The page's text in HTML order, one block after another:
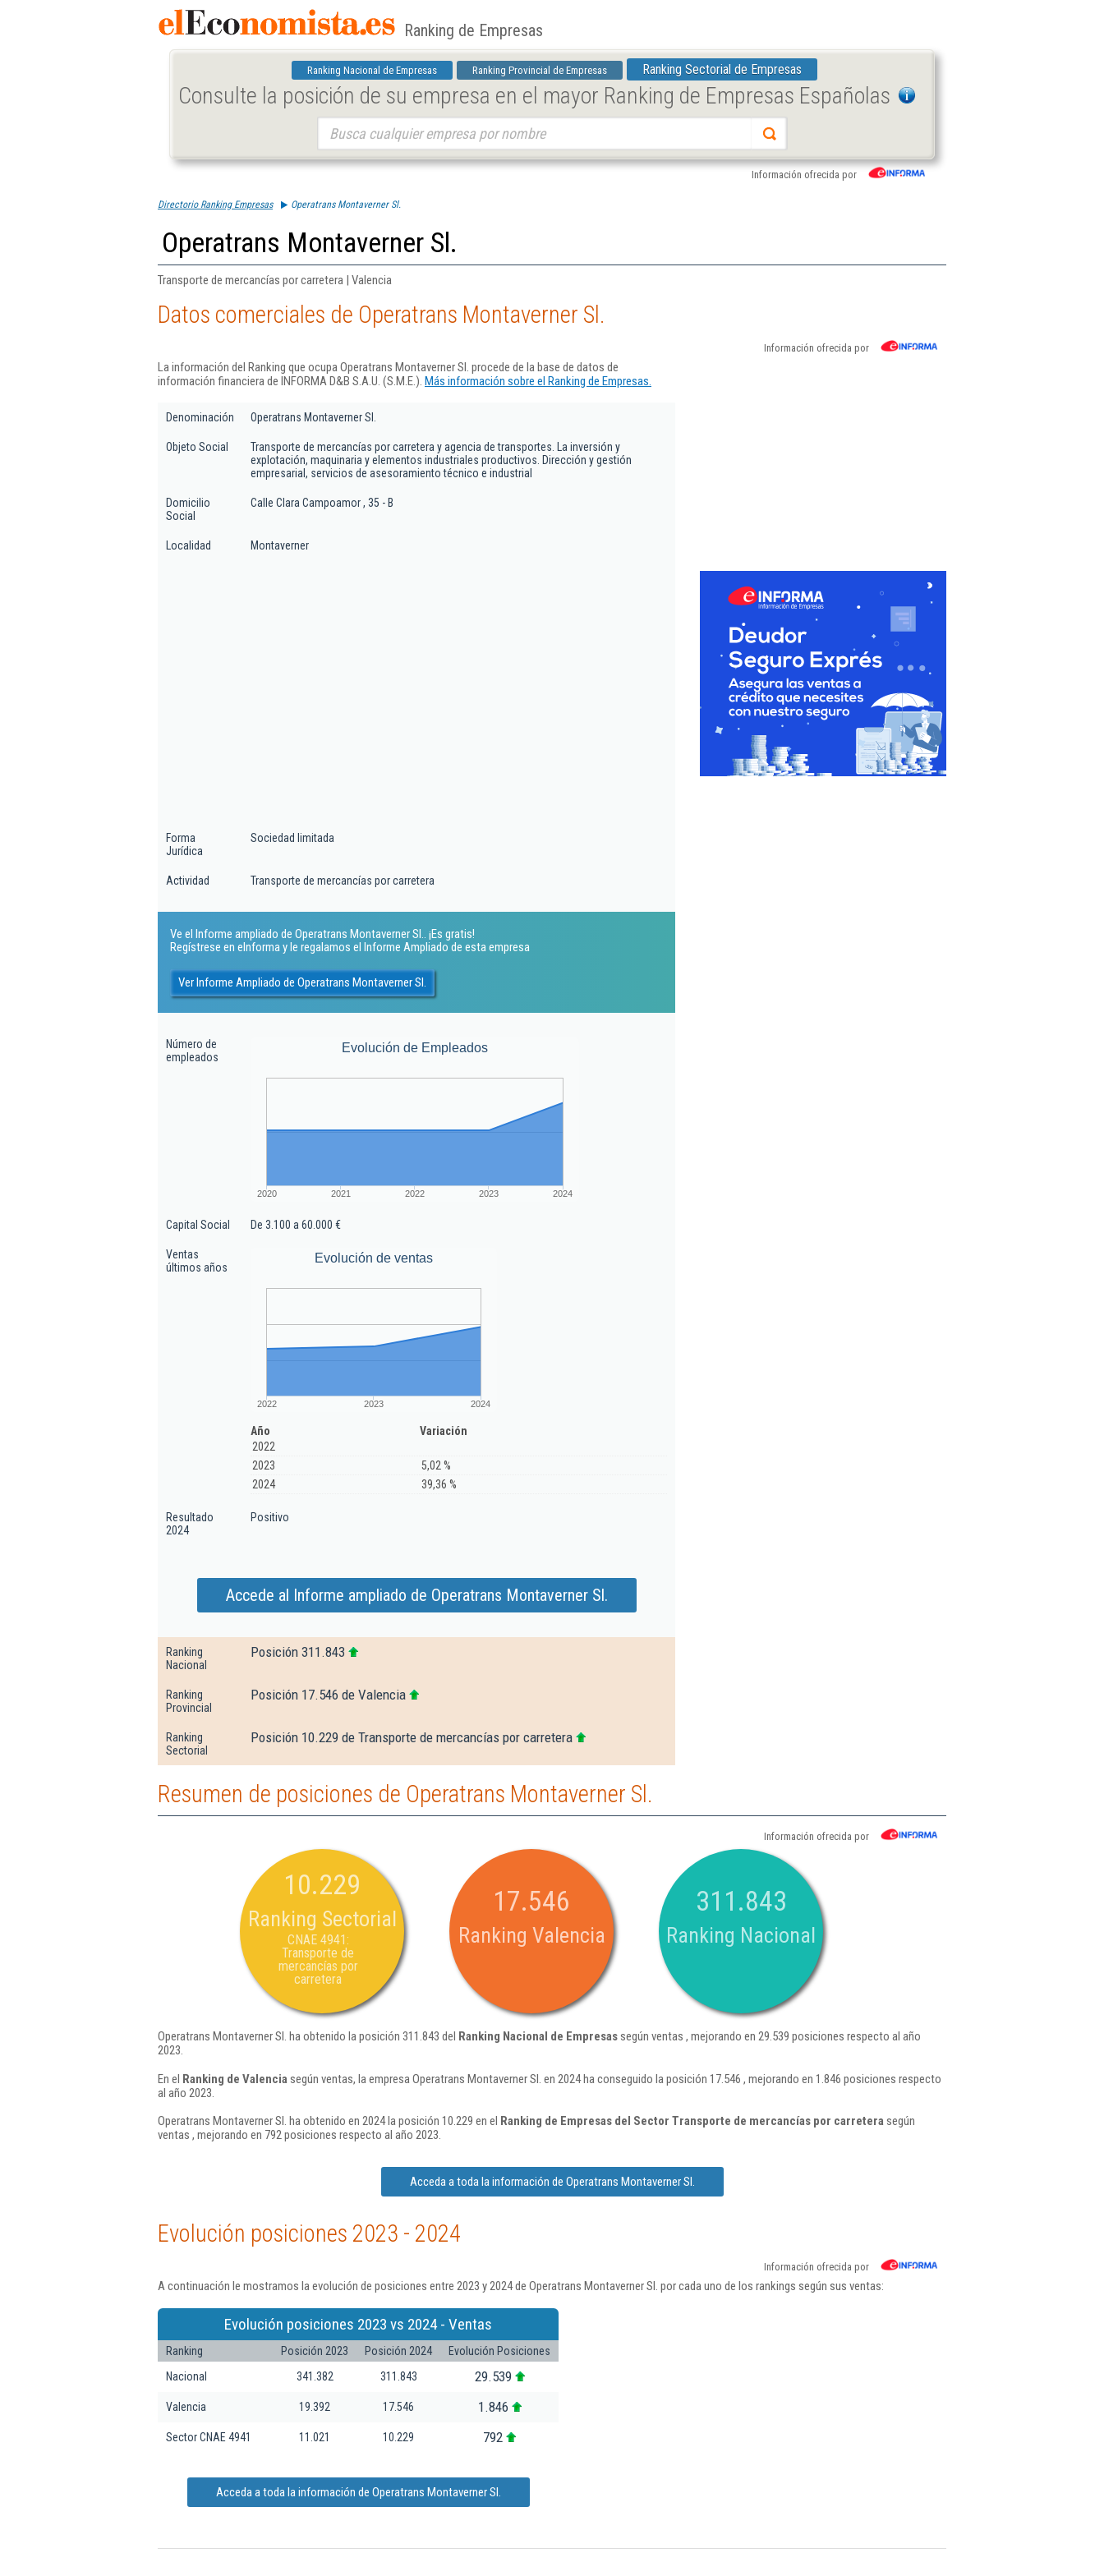
Ranking de Empresas
Ranking Nacional de Empresas Ranking Provincial de Empresas Ranking Sectorial de Empresas
Consulte la posición de su empresa en el mayor Ranking de Empresas Españolas
Información ofrecida por
Directorio Ranking Empresas Operatrans Montaverner Sl.
Operatrans Montaverner Sl.
Transporte de mercancías por carretera | Valencia
Datos comerciales de Operatrans Montaverner Sl.
Información ofrecida por
La información del Ranking que ocupa Operatrans Montaverner Sl. procede de la base de datos de
información financiera de INFORMA D&B S.A.U. (S.M.E.). Más información sobre el Ranking de Empresas.
Denominación Operatrans Montaverner Sl.
Objeto Social
Transporte de mercancías por carretera y agencia de transportes. La inversión y
explotación, maquinaria y elementos industriales productivos. Dirección y gestión
empresarial, servicios de asesoramiento técnico e industrial
Domicilio
Social
Calle Clara Campoamor , 35 - B
Localidad Montaverner
Forma
Jurídica
Sociedad limitada
Actividad Transporte de mercancías por carretera
Ve el Informe ampliado de Operatrans Montaverner Sl.. ¡Es gratis!
Regístrese en eInforma y le regalamos el Informe Ampliado de esta empresa
Ver Informe Ampliado de Operatrans Montaverner Sl.
Número de
empleados
Evolución de Empleados
2020 2021 2022 2023 2024
Capital Social De 3.100 a 60.000 €
Ventas
últimos años
Evolución de ventas
2022 2023 2024
Año
Variación
2022
2023
5,02 %
2024
39,36 %
Resultado
2024
Positivo
Accede al Informe ampliado de Operatrans Montaverner Sl.
Ranking
Nacional
Posición 311.843
Ranking
Provincial
Posición 17.546 de Valencia
Ranking
Sectorial
Posición 10.229 de Transporte de mercancías por carretera
Resumen de posiciones de Operatrans Montaverner Sl.
Información ofrecida por
10.229
Ranking Sectorial
CNAE 4941:
Transporte de
mercancías por
carretera
17.546
Ranking Valencia
311.843
Ranking Nacional
Operatrans Montaverner Sl. ha obtenido la posición 311.843 del Ranking Nacional de Empresassegún ventas , mejorando en 29.539 posiciones respecto al año
2023.
En el Ranking de Valencia según ventas, la empresa Operatrans Montaverner Sl. en 2024 ha conseguido la posición 17.546 , mejorando en 1.846 posiciones respecto
al año 2023.
Operatrans Montaverner Sl. ha obtenido en 2024 la posición 10.229 en el Ranking de Empresas del Sector Transporte de mercancías por carreterasegún
ventas , mejorando en 792 posiciones respecto al año 2023.
Acceda a toda la información de Operatrans Montaverner Sl.
Evolución posiciones 2023 - 2024
Información ofrecida por
A continuación le mostramos la evolución de posiciones entre 2023 y 2024 de Operatrans Montaverner Sl. por cada uno de los rankings según sus ventas:
Evolución posiciones 2023 vs 2024 - Ventas
Ranking Posición 2023 Posición 2024
Evolución Posiciones
Nacional
341.382 311.843 29.539
Valencia 19.392 17.546 1.846
Sector CNAE 4941 11.021 10.229 792
Acceda a toda la información de Operatrans Montaverner Sl.